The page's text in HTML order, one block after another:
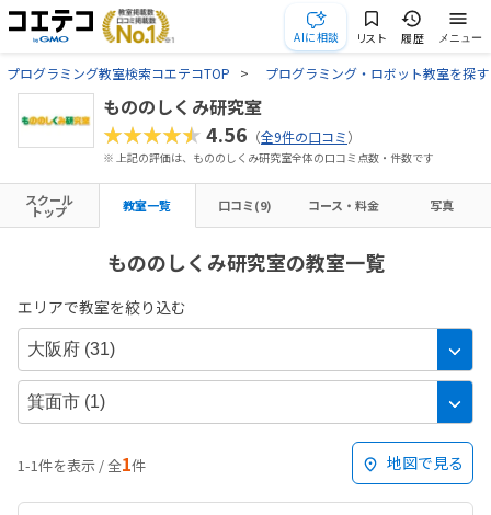
AIに相談 リスト 履歴 メニュー
プログラミング教室検索コエテコTOP プログラミング・ロボット教室を探す
もののしくみ研究室
★★★★★4.56 （全9件の口コミ）
※ 上記の評価は、もののしくみ研究室全体の口コミ点数・件数です
スクール
トップ 教室一覧 口コミ(9) コース・料金 写真
もののしくみ研究室の教室一覧
エリアで教室を絞り込む
1-1件を表示 / 全1件 地図で見る